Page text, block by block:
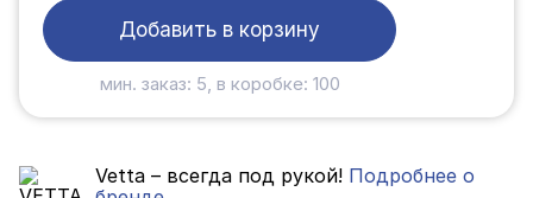
Добавить в корзину
мин. заказ: 5, в коробке: 100
Vetta – всегда под рукой! Подробнее о